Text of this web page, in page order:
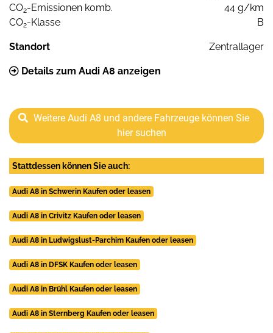
CO2-Emissionen komb.
44 g/km
CO2-Klasse B
Standort Zentrallager
Details zum Audi A8 anzeigen
Weitere Audi A8 und andere Fahrzeuge können Sie
hier suchen
Stattdessen können Sie auch:
Audi A8 in Schwerin Kaufen oder leasen
Audi A8 in Crivitz Kaufen oder leasen
Audi A8 in Ludwigslust-Parchim Kaufen oder leasen
Audi A8 in DFSK Kaufen oder leasen
Audi A8 in Brühl Kaufen oder leasen
Audi A8 in Sternberg Kaufen oder leasen